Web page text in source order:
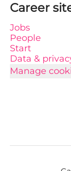
Career
Jobs
People
Start
Data &
Manage